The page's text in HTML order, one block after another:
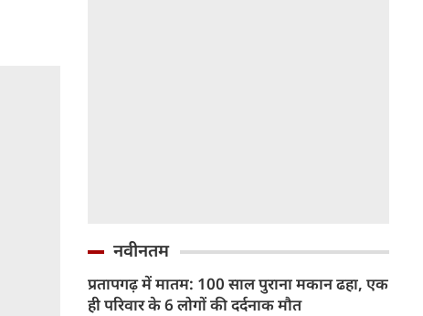
नवीनतम
प्रतापगढ़ में मातम: 100 साल पुराना मकान ढहा, एक
ही परिवार के 6 लोगों की दर्दनाक मौत